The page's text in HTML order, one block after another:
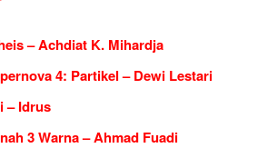
– Achdiat K. Mihardja
4: Partikel – Dewi Lestari
– Idrus
3 Warna – Ahmad Fuadi